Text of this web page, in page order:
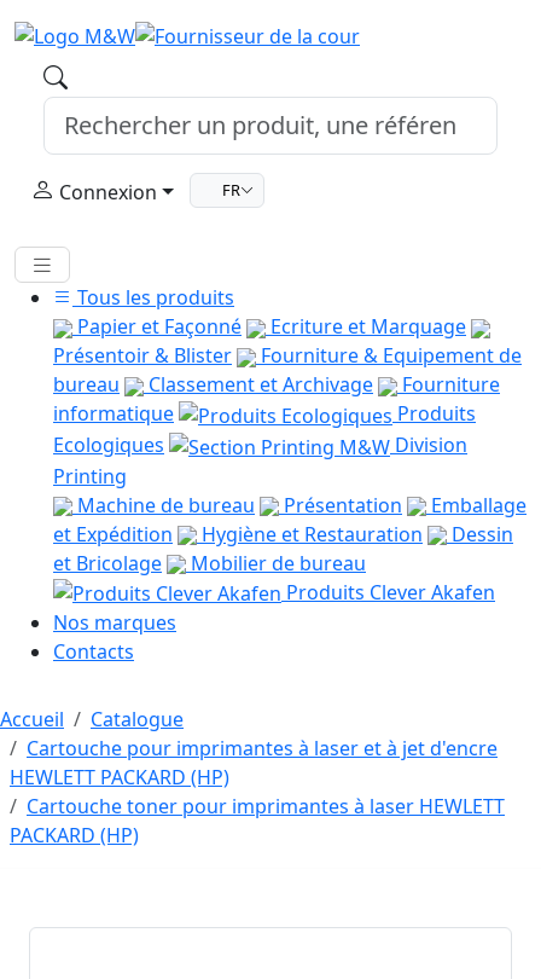
Connexion FR
Tous les produits
Papier et Façonné
Ecriture et Marquage
Présentoir & Blister
Fourniture & Equipement de
bureau
Classement et Archivage
Fourniture
informatique
Produits
Ecologiques
Division
Printing
Machine de bureau
Présentation
Emballage
et Expédition
Hygiène et Restauration
Dessin
et Bricolage
Mobilier de bureau
Produits Clever Akafen
Nos marques
Contacts
Accueil
Catalogue
Cartouche pour imprimantes à laser et à jet d'encre
HEWLETT PACKARD (HP)
Cartouche toner pour imprimantes à laser HEWLETT
PACKARD (HP)